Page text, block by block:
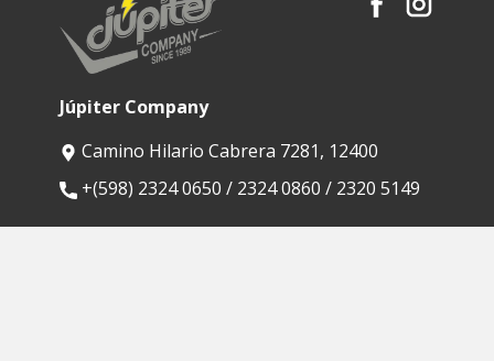
Júpiter Company
Camino Hilario Cabrera 7281, 12400
​+(598) 2324 0650 / 2324 0860 / 2320 5149